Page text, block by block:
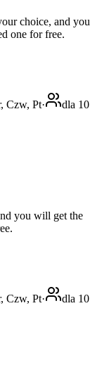
choice, and you
one for free.
Czw, Pt·
dla 10
you will get the
Czw, Pt·
dla 10